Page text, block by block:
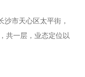
沙市天心区太平街，
共一层， 业态定位 以